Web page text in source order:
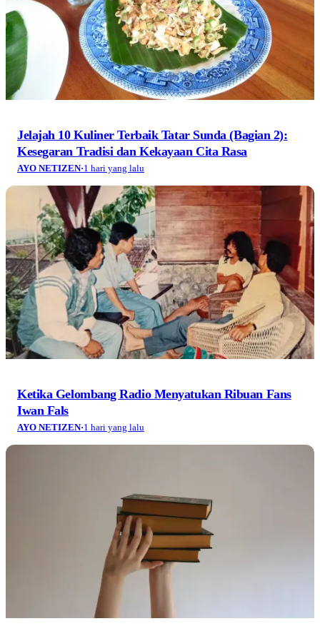
Jelajah 10 Kuliner Terbaik Tatar Sunda (Bagian 2):
Kesegaran Tradisi dan Kekayaan Cita Rasa
AYO NETIZEN·1 hari yang lalu
Ketika Gelombang Radio Menyatukan Ribuan Fans
Iwan Fals
AYO NETIZEN·1 hari yang lalu